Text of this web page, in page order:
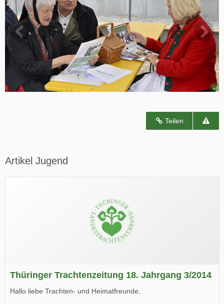
Teilen
Artikel Jugend
Thüringer Trachtenzeitung 18. Jahrgang 3/2014
Hallo liebe Trachten- und Heimatfreunde,